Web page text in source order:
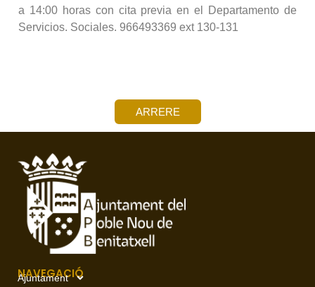
a 14:00 horas con cita previa en el Departamento de
Servicios. Sociales. 966493369 ext 130-131
ARRERE
NAVEGACIÓ
Ajuntament